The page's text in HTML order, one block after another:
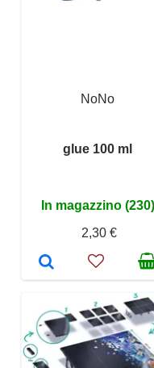
NoNo
glue 100 ml
In magazzino (230)
2,30 €